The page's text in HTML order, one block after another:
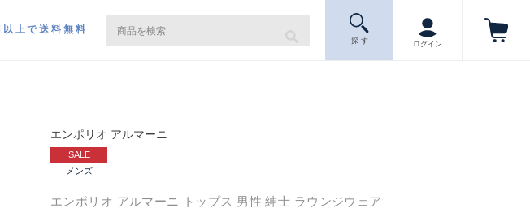
上で送料無料
探 す ログイン
エンポリオ アルマーニ
SALE
メンズ
エンポリオ アルマーニ トップス 男性 紳士 ラウンジウェア